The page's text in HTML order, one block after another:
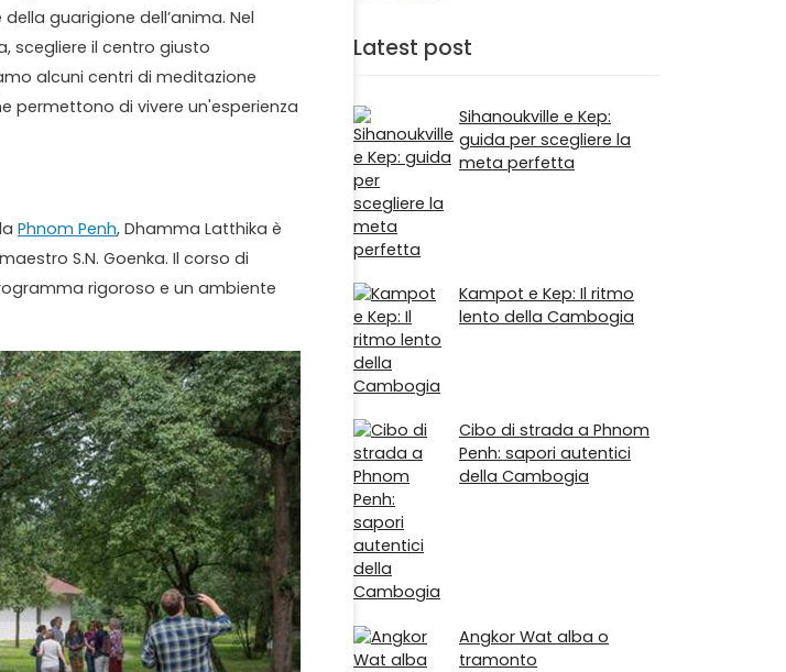
guarigione dell’anima. Nel
scegliere il centro giusto
alcuni centri di meditazione
permettono di vivere un'esperienza
Phnom Penh, Dhamma Latthika è
S.N. Goenka. Il corso di
rigoroso e un ambiente
Latest post
Sihanoukville e Kep:
guida per scegliere la
meta perfetta
Kampot e Kep: Il ritmo
lento della Cambogia
Cibo di strada a Phnom
Penh: sapori autentici
della Cambogia
Angkor Wat alba o
tramonto